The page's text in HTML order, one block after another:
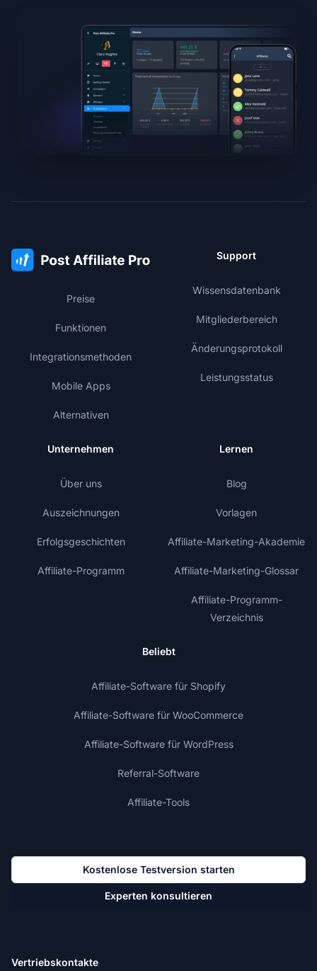
Preise
Funktionen
Integrationsmethoden
Mobile Apps
Alternativen
Support
Wissensdatenbank
Mitgliederbereich
Änderungsprotokoll
Leistungsstatus
Unternehmen
Über uns
Auszeichnungen
Erfolgsgeschichten
Affiliate-Programm
Lernen
Blog
Vorlagen
Affiliate-Marketing-Akademie
Affiliate-Marketing-Glossar
Affiliate-Programm-
Verzeichnis
Beliebt
Affiliate-Software für Shopify
Affiliate-Software für WooCommerce
Affiliate-Software für WordPress
Referral-Software
Affiliate-Tools
Kostenlose Testversion starten
Experten konsultieren
Vertriebskontakte